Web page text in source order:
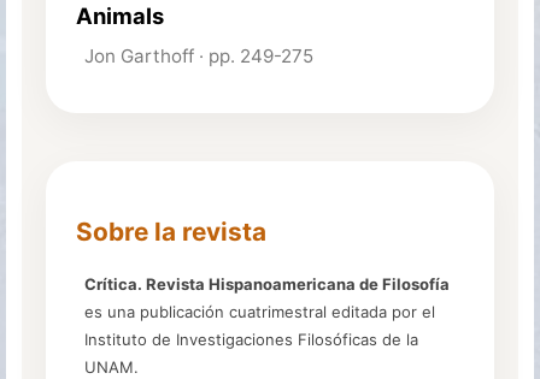
Animals
Jon Garthoff · pp. 249-275
Sobre la revista
Crítica. Revista Hispanoamericana de Filosofía
es una publicación cuatrimestral editada por el
Instituto de Investigaciones Filosóficas de la
UNAM.